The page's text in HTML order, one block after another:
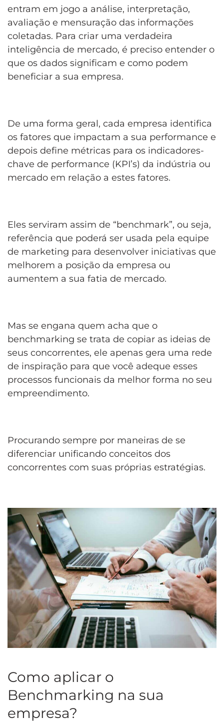
entram em jogo a análise, interpretação,
avaliação e mensuração das informações
coletadas. Para criar uma verdadeira
inteligência de mercado, é preciso entender o
que os dados significam e como podem
beneficiar a sua empresa.
De uma forma geral, cada empresa identifica
os fatores que impactam a sua performance e
depois define métricas para os indicadores-
chave de performance (KPI’s) da indústria ou
mercado em relação a estes fatores.
Eles serviram assim de “benchmark”, ou seja,
referência que poderá ser usada pela equipe
de marketing para desenvolver iniciativas que
melhorem a posição da empresa ou
aumentem a sua fatia de mercado.
Mas se engana quem acha que o
benchmarking se trata de copiar as ideias de
seus concorrentes, ele apenas gera uma rede
de inspiração para que você adeque esses
processos funcionais da melhor forma no seu
empreendimento.
Procurando sempre por maneiras de se
diferenciar unificando conceitos dos
concorrentes com suas próprias estratégias.
Como aplicar o
Benchmarking na sua
empresa?